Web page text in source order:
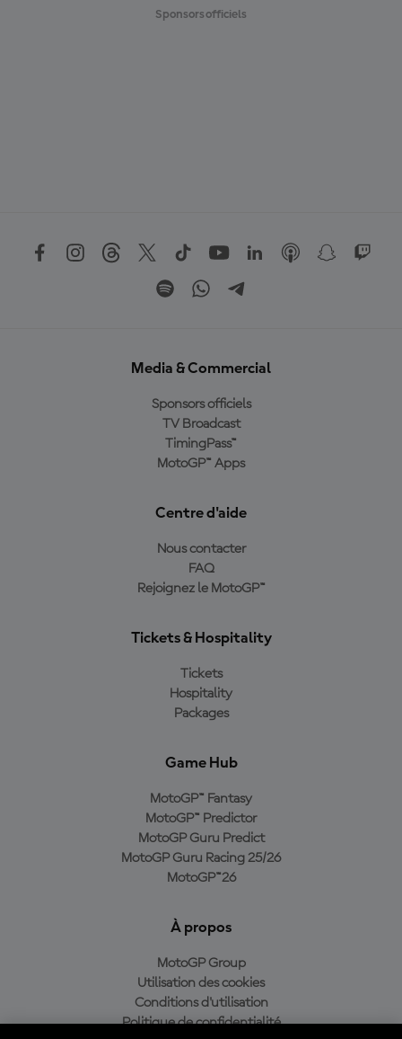
Sponsors officiels
Media & Commercial
Sponsors officiels
TV Broadcast
TimingPass™
MotoGP™ Apps
Centre d'aide
Nous contacter
FAQ
Rejoignez le MotoGP™
Tickets & Hospitality
Tickets
Hospitality
Packages
Game Hub
MotoGP™ Fantasy
MotoGP™ Predictor
MotoGP Guru Predict
MotoGP Guru Racing 25/26
MotoGP™26
À propos
MotoGP Group
Utilisation des cookies
Conditions d'utilisation
Politique de confidentialité